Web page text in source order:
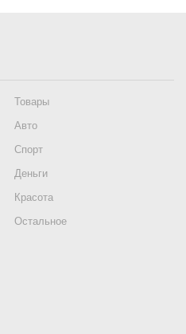
Товары
Авто
Спорт
Деньги
Красота
Остальное